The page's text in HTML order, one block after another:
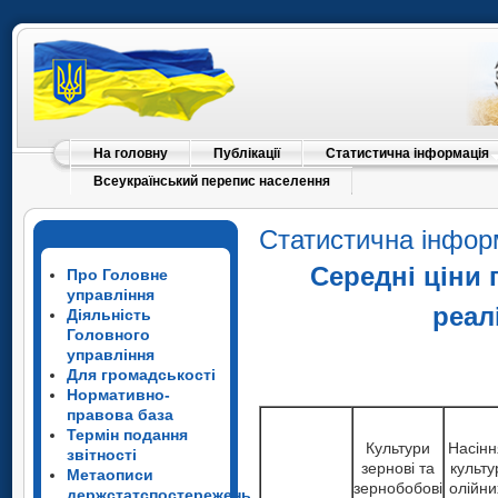
На головну Публікації
Статистична інформація
Всеукраїнський перепис населення
Про Головне
управління
Діяльність
Головного
управління
Для громадськості
Нормативно-
правова база
Термін подання
звітності
Метаописи
Статистична
Середні ціни
Культури
зернові та
зернобобові